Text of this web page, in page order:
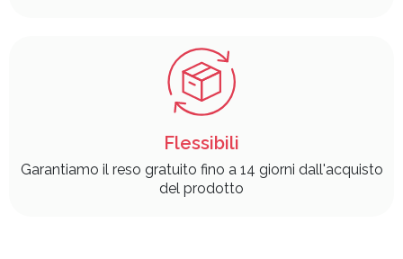
Flessibili
Garantiamo il reso gratuito fino a 14 giorni dall'acquisto
del prodotto